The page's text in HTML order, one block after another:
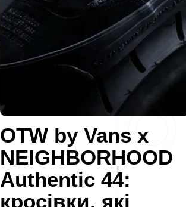
OTW by Vans x
NEIGHBORHOOD
Authentic 44:
кросівки, які